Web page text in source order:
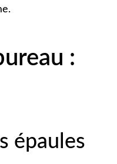
:
épaules